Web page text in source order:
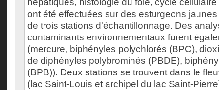
hépatiques, histologie du foie, cycle
ont été effectuées sur des esturgeons
de trois stations d'échantillonnage. Des
contaminants environnementaux furent
(mercure, biphényles polychlorés (BPC),
de diphényles polybrominés (PBDE),
(BPB)). Deux stations se trouvent dans le
(lac Saint-Louis et archipel du lac Saint-